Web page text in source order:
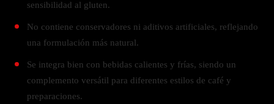
sensibilidad al gluten.
No contiene conservadores ni aditivos artificiales, reflejando
una formulación más natural.
Se integra bien con bebidas calientes y frías, siendo un
complemento versátil para diferentes estilos de café y
preparaciones.